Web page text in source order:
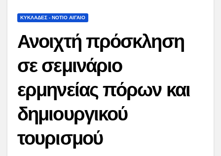
ΚΥΚΛΑΔΕΣ - ΝΟΤΙΟ ΑΙΓΑΙΟ
Ανοιχτή πρόσκληση
σε σεμινάριο
ερμηνείας πόρων και
δημιουργικού
τουρισμού